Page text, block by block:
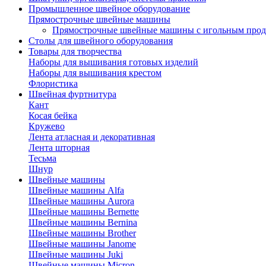
Промышленное швейное оборудование
Прямострочные швейные машины
Прямострочные швейные машины с игольным
Столы для швейного оборудования
Товары для творчества
Наборы для вышивания готовых изделий
Наборы для вышивания крестом
Флористика
Швейная фуртнитура
Кант
Косая бейка
Кружево
Лента aтласная и декоративная
Лента шторная
Тесьма
Шнур
Швейные машины
Швейные машины Alfa
Швейные машины Aurora
Швейные машины Bernette
Швейные машины Bernina
Швейные машины Brother
Швейные машины Janome
Швейные машины Juki